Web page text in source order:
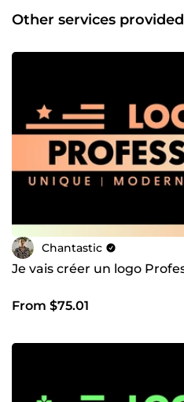
secteur d'activité. Qui est
Chan, fabriqué en France avec
pour refléter l’univers et les
client. Contactez-moi pour
vous répondrai rapidement.
Other services
Chantastic
Je vais créer un logo
From $75.01